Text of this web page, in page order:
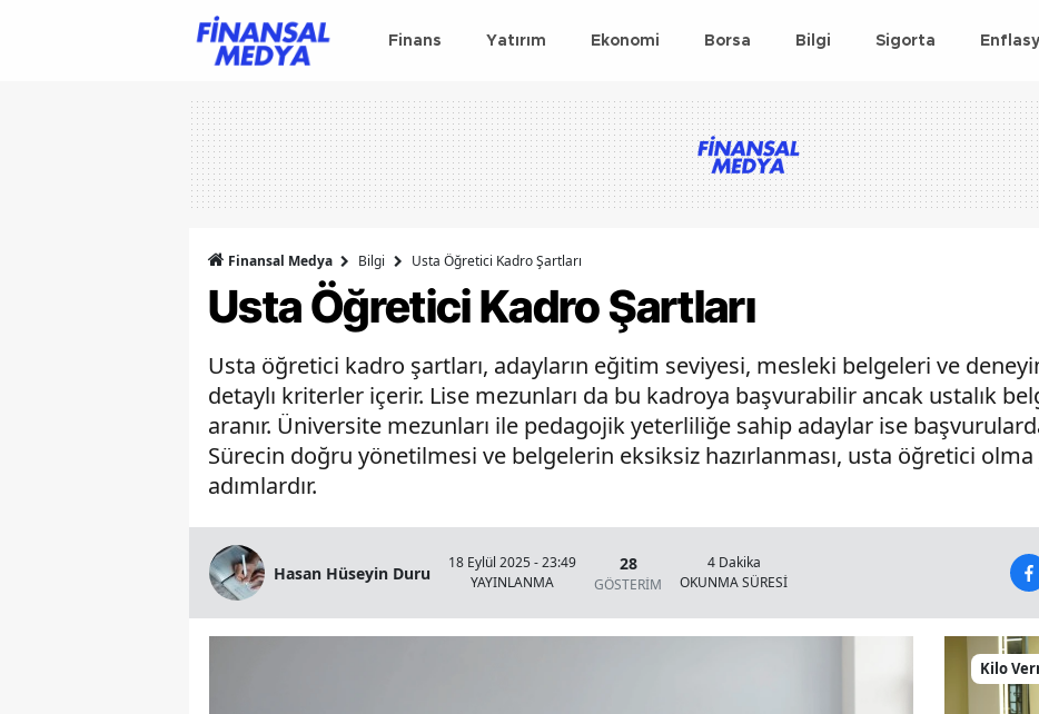
Finans Yatırım Ekonomi Borsa Bilgi Sigorta
Finansal Medya Bilgi Usta Öğretici Kadro Şartları
Usta Öğretici Kadro Şartları
Usta öğretici kadro şartları, adayların eğitim seviyesi, mesleki belgeleri ve
detaylı kriterler içerir. Lise mezunları da bu kadroya başvurabilir ancak ustalık
aranır. Üniversite mezunları ile pedagojik yeterliliğe sahip adaylar ise
Sürecin doğru yönetilmesi ve belgelerin eksiksiz hazırlanması, usta öğretici
adımlardır.
Hasan Hüseyin Duru
18 Eylül 2025 - 23:49
YAYINLANMA
28
GÖSTERİM
4 Dakika
OKUNMA SÜRESİ
Kilo